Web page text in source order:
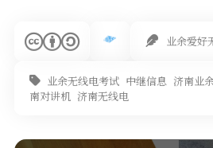
业余爱好
业余无线电考试 中继信息 济南业
南对讲机 济南无线电